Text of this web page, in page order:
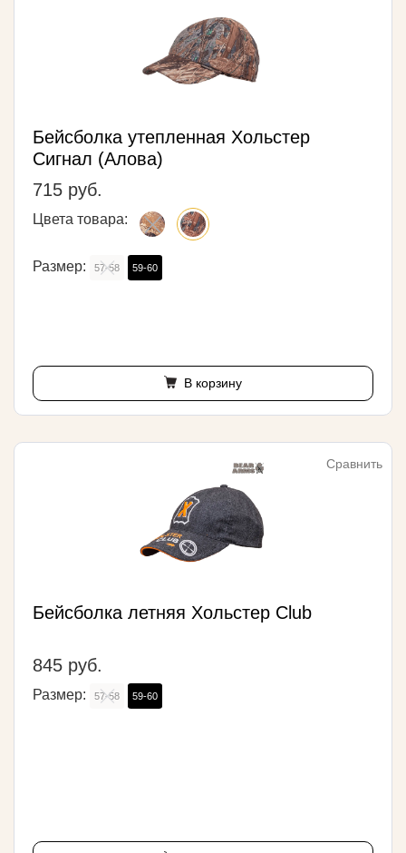
Бейсболка утепленная Хольстер
Сигнал (Алова)
715 руб.
Цвета товара:
Размер: 57-58 59-60
В корзину
Сравнить
Бейсболка летняя Хольстер Club
845 руб.
Размер: 57-58 59-60